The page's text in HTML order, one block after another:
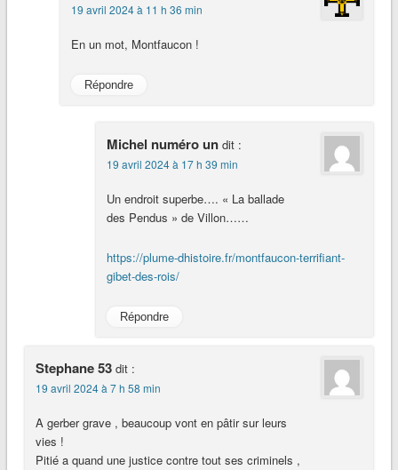
19 avril 2024 à 11 h 36 min
En un mot, Montfaucon !
Répondre
Michel numéro un dit :
19 avril 2024 à 17 h 39 min
Un endroit superbe…. « La ballade
des Pendus » de Villon……
https://plume-dhistoire.fr/montfaucon-terrifiant-
gibet-des-rois/
Répondre
Stephane 53 dit :
19 avril 2024 à 7 h 58 min
A gerber grave , beaucoup vont en pâtir sur leurs
vies !
Pitié a quand une justice contre tout ses criminels ,